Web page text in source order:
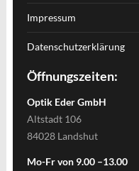
Impressum
Datenschutzerklärung
Öffnungszeiten:
Optik Eder GmbH
Altstadt 106
84028 Landshut
Mo-Fr von 9.00 –13.00